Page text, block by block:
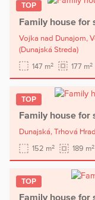
TOP
Family house for
Vojka nad Dunajom,
(Dunajská Streda)
147 m2 177 m2
TOP
Family house for
Dunajská, Trhová
152 m2 189 m2
TOP
Family house for